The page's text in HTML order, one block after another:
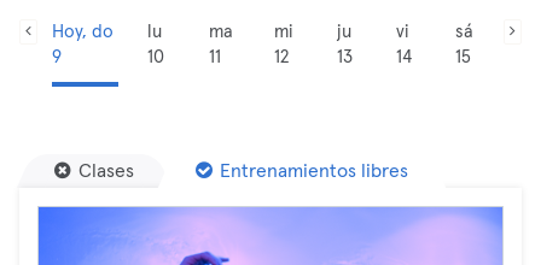
Hoy, do
9
lu
10
ma
11
mi
12
ju
13
vi
14
sá
15
Clases Entrenamientos libres